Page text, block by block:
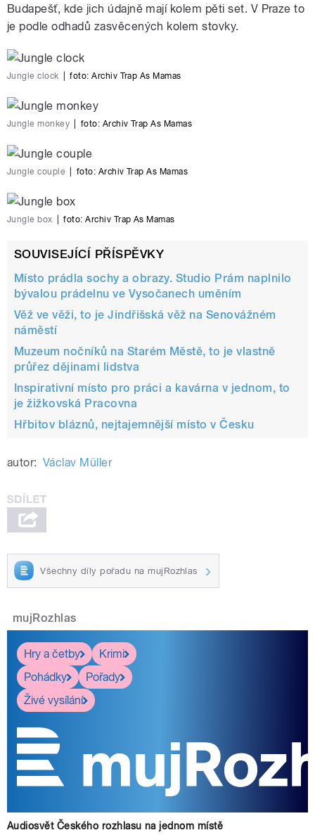
Budapešť, kde jich údajně mají kolem pěti set. V Praze to
je podle odhadů zasvěcených kolem stovky.
Jungle clock foto:Archiv Trap As Mamas
Jungle monkey foto: Archiv Trap As Mamas
Jungle couple foto: Archiv Trap As Mamas
Jungle box foto:Archiv Trap As Mamas
SOUVISEJÍCÍ PŘÍSPĚVKY
Místo prádla sochy a obrazy. Studio Prám naplnilo
bývalou prádelnu ve Vysočanech uměním
Věž ve věži, to je Jindřišská věž na Senovážném
náměstí
Muzeum nočníků na Starém Městě, to je vlastně
průřez dějinami lidstva
Inspirativní místo pro práci a kavárna v jednom, to
je žižkovská Pracovna
Hřbitov bláznů, nejtajemnější místo v Česku
autor: Václav Müller
Všechny díly pořadu na mujRozhlas
mujRozhlas
Hry a četby
Krimi
Pohádky
Pořady
Živé vysílání
Audiosvět Českého rozhlasu na jednom místě